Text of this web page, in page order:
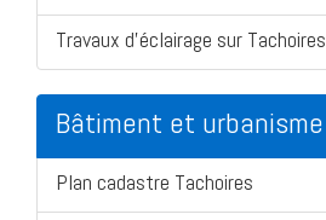
Travaux d'éclairage sur Tachoires
Bâtiment et urbanisme
Plan cadastre Tachoires